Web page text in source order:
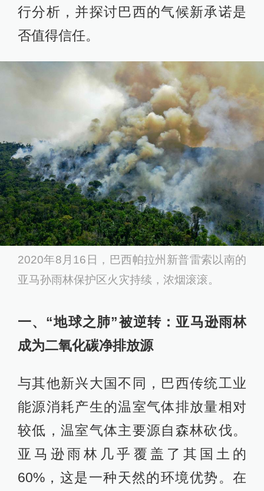
行分析，并探讨巴西的气候新承诺是
否值得信任。
2020年8月16日，巴西帕拉州新普雷索以南的
亚马孙雨林保护区火灾持续，浓烟滚滚。
一、“地球之肺”被逆转：亚马逊雨林
成为二氧化碳净排放源
与其他新兴大国不同，巴西传统工业
能源消耗产生的温室气体排放量相对
较低，温室气体主要源自森林砍伐。
亚马逊雨林几乎覆盖了其国土的
60%，这是一种天然的环境优势。在